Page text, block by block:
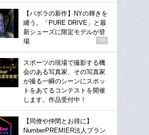
【バボラの新作】NYの輝きを
纏う。「PURE DRIVE」と最
新シューズに限定モデルが登
場
PR
スポーツの現場で撮影する機
会のある写真家、その写真家
が撮る一瞬のシーンにスポッ
トをあてるコンテストを開催
します。作品受付中！
【同僚や仲間とお得に】
NumberPREMIER法人プラン